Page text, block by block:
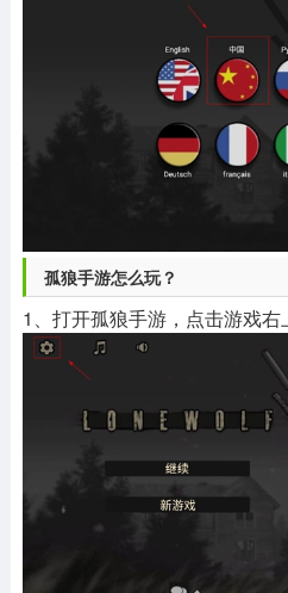
孤狼手游怎么玩？
1、打开孤狼手游，点击游戏右